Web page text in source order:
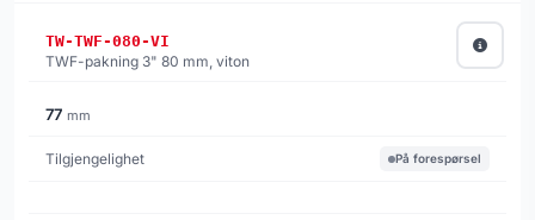
TW-TWF-080-VI
TWF-pakning 3" 80 mm, viton
77 mm
På forespørsel